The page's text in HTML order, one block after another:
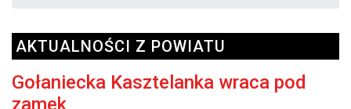
AKTUALNOŚCI Z POWIATU
Gołaniecka Kasztelanka wraca pod
zamek